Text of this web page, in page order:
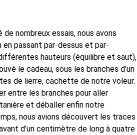
de nombreux essais, nous avons
passant par-dessus et par-
hauteurs (équilibre et saut),
le cadeau, sous les branches d’un
de lierre, cachette de notre voleur.
entre les branches pour aller
et déballer enfin notre
nous avions découvert les traces
d’un centimètre de long à quatre